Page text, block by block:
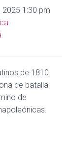
2025 1:30 pm
de 1810.
de batalla
de